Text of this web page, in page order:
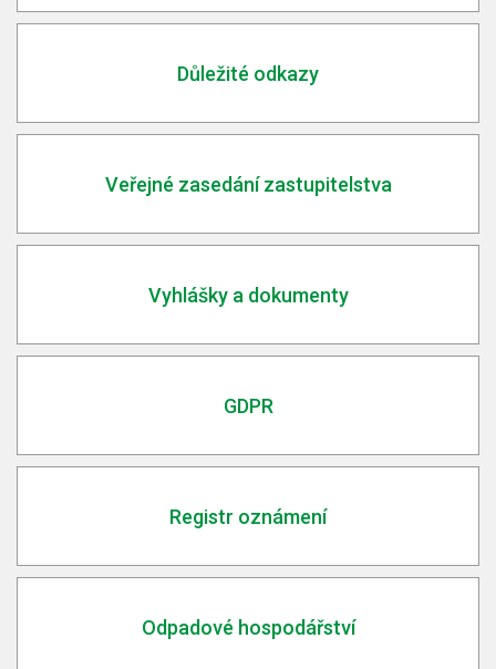
Důležité odkazy
Veřejné zasedání zastupitelstva
Vyhlášky a dokumenty
GDPR
Registr oznámení
Odpadové hospodářství